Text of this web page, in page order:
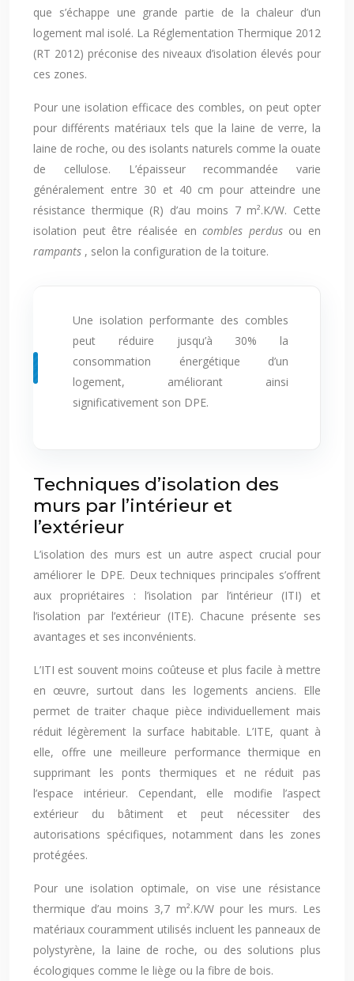
que s’échappe une grande partie de la chaleur d’un
logement mal isolé. La Réglementation Thermique 2012
(RT 2012) préconise des niveaux d’isolation élevés pour
ces zones.
Pour une isolation efficace des combles, on peut opter
pour différents matériaux tels que la laine de verre, la
laine de roche, ou des isolants naturels comme la ouate
de cellulose. L’épaisseur recommandée varie
généralement entre 30 et 40 cm pour atteindre une
résistance thermique (R) d’au moins 7 m².K/W. Cette
isolation peut être réalisée encombles perdus ou en
rampants , selon la configuration de la toiture.
Une isolation performante des combles
peut réduire jusqu’à 30% la
consommation énergétique d’un
logement, améliorant ainsi
significativement son DPE.
Techniques d’isolation des
murs par l’intérieur et
l’extérieur
L’isolation des murs est un autre aspect crucial pour
améliorer le DPE. Deux techniques principales s’offrent
aux propriétaires : l’isolation par l’intérieur (ITI) et
l’isolation par l’extérieur (ITE). Chacune présente ses
avantages et ses inconvénients.
L’ITI est souvent moins coûteuse et plus facile à mettre
en œuvre, surtout dans les logements anciens. Elle
permet de traiter chaque pièce individuellement mais
réduit légèrement la surface habitable. L’ITE, quant à
elle, offre une meilleure performance thermique en
supprimant les ponts thermiques et ne réduit pas
l’espace intérieur. Cependant, elle modifie l’aspect
extérieur du bâtiment et peut nécessiter des
autorisations spécifiques, notamment dans les zones
protégées.
Pour une isolation optimale, on vise une résistance
thermique d’au moins 3,7 m².K/W pour les murs. Les
matériaux couramment utilisés incluent les panneaux de
polystyrène, la laine de roche, ou des solutions plus
écologiques comme le liège ou la fibre de bois.